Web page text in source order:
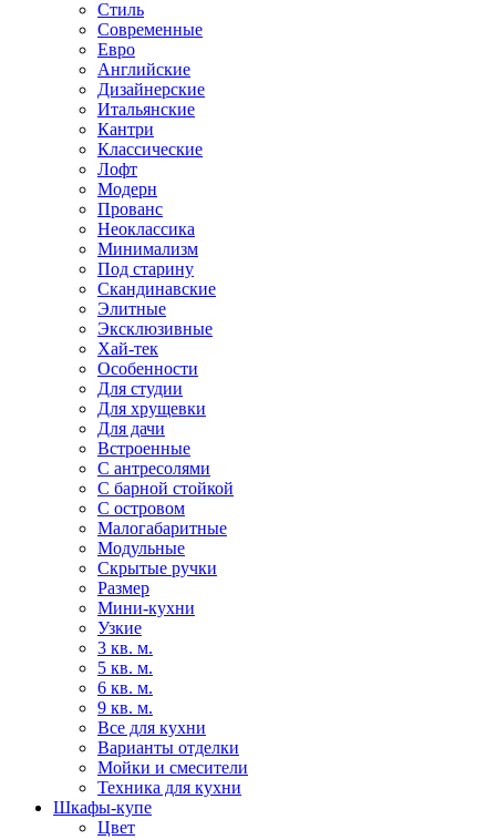
Стиль
Современные
Евро
Английские
Дизайнерские
Итальянские
Кантри
Классические
Лофт
Модерн
Прованс
Неоклассика
Минимализм
Под старину
Скандинавские
Элитные
Эксклюзивные
Хай-тек
Особенности
Для студии
Для хрущевки
Для дачи
Встроенные
С антресолями
С барной стойкой
С островом
Малогабаритные
Модульные
Скрытые ручки
Размер
Мини-кухни
Узкие
3 кв. м.
5 кв. м.
6 кв. м.
9 кв. м.
Все для кухни
Варианты отделки
Мойки и смесители
Техника для кухни
Шкафы-купе
Цвет